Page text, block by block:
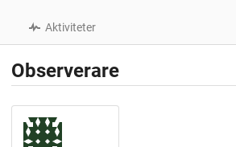
Aktiviteter
Observerare